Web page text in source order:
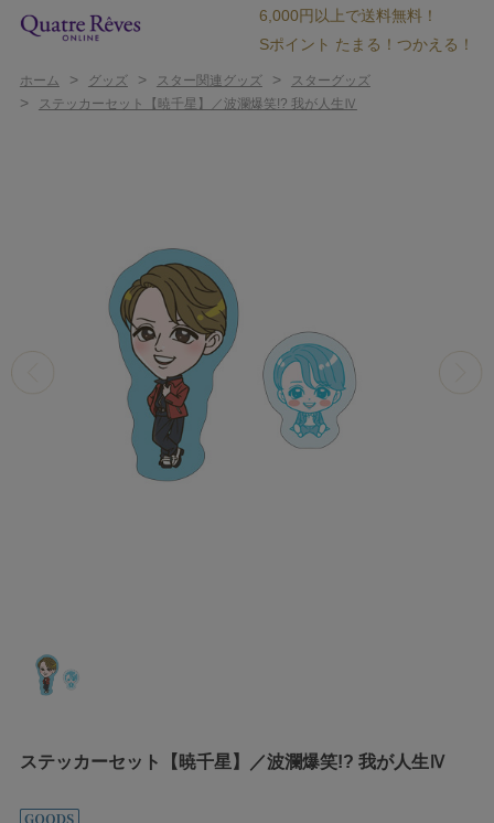
6,000円以上で送料無料！
Sポイント たまる！つかえる！
ホーム > グッズ > スター関連グッズ > スターグッズ
> ステッカーセット【暁千星】／波瀾爆笑!? 我が人生Ⅳ
ステッカーセット【暁千星】／波瀾爆笑!? 我が人生Ⅳ